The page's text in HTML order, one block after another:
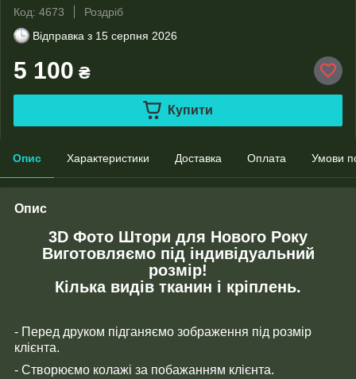
Код: 4673
Роздріб
Відправка з 15 серпня 2026
5 100 ₴
Купити
Опис Характеристики Доставка Оплата Умови
Опис
3D Фото Штори для Нового Року
Виготовляємо під індивідуальний
розмір!
Кілька видів тканин і кріплень.
- Перед друком підганяємо зображення під розмір
клієнта.
- Створюємо колажі за побажанням клієнта.